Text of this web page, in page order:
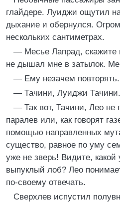
глайдере. Луиджи ощутил
дыхание и обернулся.
нескольких сантиметрах.
— Месье Лапрад,
не дышал мне в затылок.
— Ему незачем
— Тачини, Луиджи Тачини.
— Так вот, Тачини, Лео не
паралев или, как говорят
помощью направленных
существо, равное по уму
уже не зверь! Видите,
выпуклый лоб? Лео
по-своему отвечать.
Сверхлев испустил